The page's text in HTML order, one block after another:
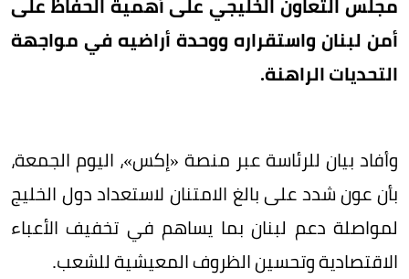
أمن لبنان واستقراره ووحدة أراضيه في مواجهة
التحديات الراهنة.
وأفاد بيان للرئاسة عبر منصة «إكس»، اليوم الجمعة،
بأن عون شدد على بالغ الامتنان لاستعداد دول الخليج
لمواصلة دعم لبنان بما يساهم في تخفيف الأعباء
الاقتصادية وتحسين الظروف المعيشية للشعب.